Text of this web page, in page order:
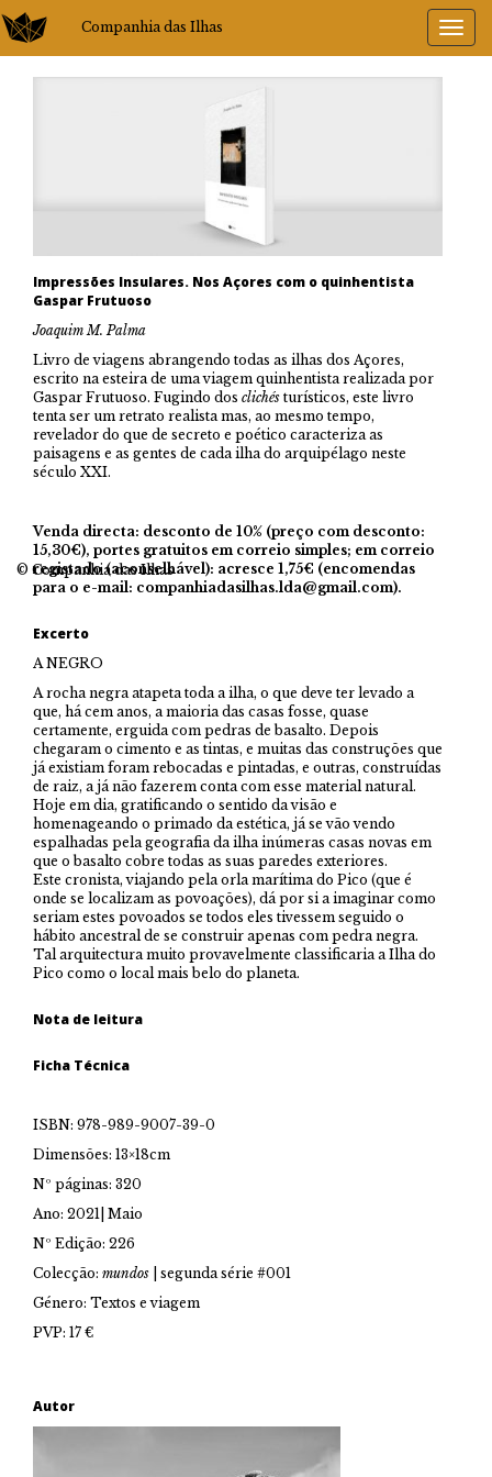
Companhia das Ilhas
Impressões Insulares. Nos Açores com o quinhentista
Gaspar Frutuoso
Joaquim M. Palma
Livro de viagens abrangendo todas as ilhas dos Açores,
escrito na esteira de uma viagem quinhentista realizada por
Gaspar Frutuoso. Fugindo dos clichés turísticos, este livro
tenta ser um retrato realista mas, ao mesmo tempo,
revelador do que de secreto e poético caracteriza as
paisagens e as gentes de cada ilha do arquipélago neste
século XXI.
Venda directa: desconto de 10% (preço com desconto:
15,30€), portes gratuitos em correio simples; em correio
registado (aconselhável): acresce 1,75€ (encomendas
para o e-mail: companhiadasilhas.lda@gmail.com).
Excerto
A NEGRO
A rocha negra atapeta toda a ilha, o que deve ter levado a
que, há cem anos, a maioria das casas fosse, quase
certamente, erguida com pedras de basalto. Depois
chegaram o cimento e as tintas, e muitas das construções que
já existiam foram rebocadas e pintadas, e outras, construídas
de raiz, a já não fazerem conta com esse material natural.
Hoje em dia, gratificando o sentido da visão e
homenageando o primado da estética, já se vão vendo
espalhadas pela geografia da ilha inúmeras casas novas em
que o basalto cobre todas as suas paredes exteriores.
Este cronista, viajando pela orla marítima do Pico (que é
onde se localizam as povoações), dá por si a imaginar como
seriam estes povoados se todos eles tivessem seguido o
hábito ancestral de se construir apenas com pedra negra.
Tal arquitectura muito provavelmente classificaria a Ilha do
Pico como o local mais belo do planeta.
Nota de leitura
Ficha Técnica
ISBN: 978-989-9007-39-0
Dimensões: 13×18cm
Nº páginas: 320
Ano: 2021| Maio
Nº Edição: 226
Colecção: mundos
| segunda série #001
Género: Textos e viagem
PVP: 17 €
Autor
© Companhia das Ilhas